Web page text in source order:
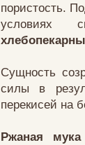
пористость.
условиях
Сущность
силы в
перекисей на
Ржаная мука